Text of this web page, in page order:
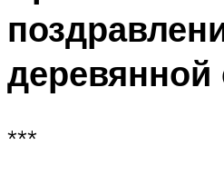
деревянной
***